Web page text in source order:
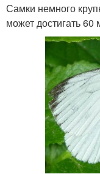
Самки немного
может достигать 60